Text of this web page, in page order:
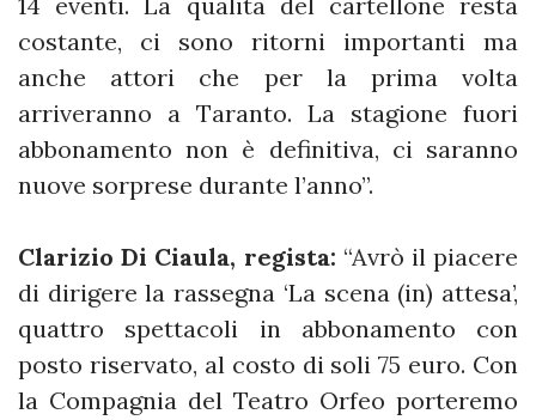
costante, ci sono ritorni importanti ma
anche attori che per la prima volta
arriveranno a Taranto. La stagione fuori
abbonamento non è definitiva, ci saranno
nuove sorprese durante l’anno”.
Clarizio Di Ciaula, regista: “Avrò il piacere
di dirigere la rassegna ‘La scena (in) attesa’,
quattro spettacoli in abbonamento con
posto riservato, al costo di soli 75 euro. Con
la Compagnia del Teatro Orfeo porteremo